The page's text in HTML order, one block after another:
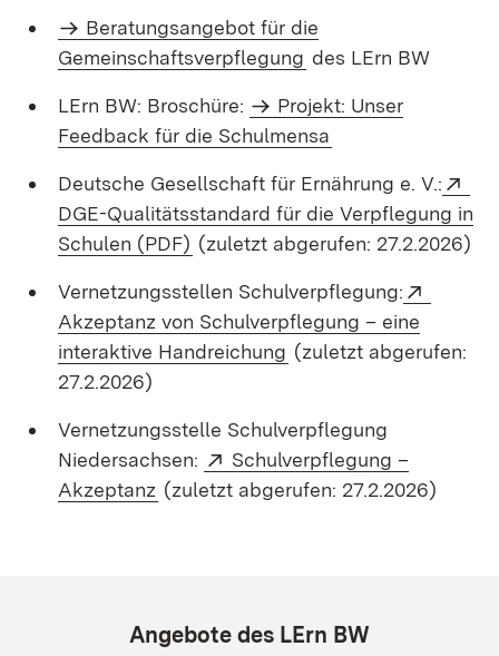
Beratungsangebot für die
Gemeinschaftsverpflegung des LErn BW
LErn BW: Broschüre:
Projekt: Unser
Feedback für die Schulmensa
Deutsche Gesellschaft für Ernährung e. V.:
DGE-Qualitätsstandard für die Verpflegung in
Schulen (PDF) (Öffnet in neuem Fenster)
(zuletzt abgerufen: 27.2.2026)
Vernetzungsstellen Schulverpflegung:
Akzeptanz von Schulverpflegung – eine
interaktive Handreichung (Öffnet in neuem
(zuletzt abgerufen:
27.2.2026)
Vernetzungsstelle Schulverpflegung
Niedersachsen:
Extern:
Schulverpflegung –
Akzeptanz (Öffnet in neuem Fenster)
(zuletzt abgerufen: 27.2.2026)
Angebote des LErn BW